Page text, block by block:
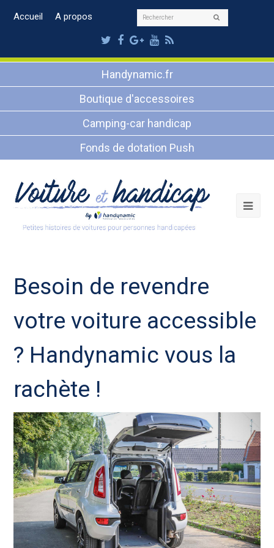
Accueil A propos Rechercher
Twitter
Facebook
Google
Plus
Youtube
RSS
Handynamic.fr
Boutique d'accessoires
Camping-car handicap
Fonds de dotation Push
Besoin de revendre
votre voiture accessible
? Handynamic vous la
rachète !